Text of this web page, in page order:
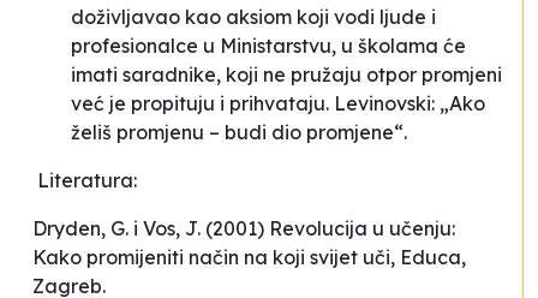
doživljavao kao aksiom koji vodi ljude i
profesionalce u Ministarstvu, u školama će
imati saradnike, koji ne pružaju otpor promjeni
već je propituju i prihvataju. Levinovski: „Ako
želiš promjenu – budi dio promjene“.
Literatura:
Dryden, G. i Vos, J. (2001) Revolucija u učenju:
Kako promijeniti način na koji svijet uči, Educa,
Zagreb.